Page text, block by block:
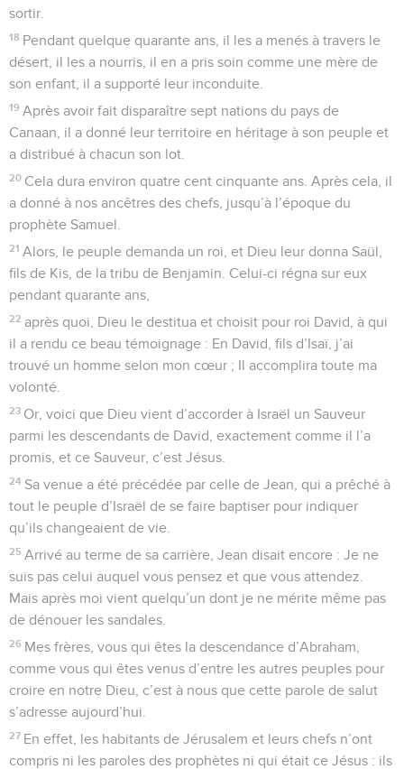
sortir.
18 Pendant quelque quarante ans, il les a menés à travers le
désert, il les a nourris, il en a pris soin comme une mère de
son enfant, il a supporté leur inconduite.
19 Après avoir fait disparaître sept nations du pays de
Canaan, il a donné leur territoire en héritage à son peuple et
a distribué à chacun son lot.
20 Cela dura environ quatre cent cinquante ans. Après cela, il
a donné à nos ancêtres des chefs, jusqu’à l’époque du
prophète Samuel.
21 Alors, le peuple demanda un roi, et Dieu leur donna Saül,
fils de Kis, de la tribu de Benjamin. Celui-ci régna sur eux
pendant quarante ans,
22 après quoi, Dieu le destitua et choisit pour roi David, à qui
il a rendu ce beau témoignage : En David, fils d’Isaï, j’ai
trouvé un homme selon mon cœur ; Il accomplira toute ma
volonté.
23 Or, voici que Dieu vient d’accorder à Israël un Sauveur
parmi les descendants de David, exactement comme il l’a
promis, et ce Sauveur, c’est Jésus.
24 Sa venue a été précédée par celle de Jean, qui a prêché à
tout le peuple d’Israël de se faire baptiser pour indiquer
qu’ils changeaient de vie.
25 Arrivé au terme de sa carrière, Jean disait encore : Je ne
suis pas celui auquel vous pensez et que vous attendez.
Mais après moi vient quelqu’un dont je ne mérite même pas
de dénouer les sandales.
26 Mes frères, vous qui êtes la descendance d’Abraham,
comme vous qui êtes venus d’entre les autres peuples pour
croire en notre Dieu, c’est à nous que cette parole de salut
s’adresse aujourd’hui.
27 En effet, les habitants de Jérusalem et leurs chefs n’ont
compris ni les paroles des prophètes ni qui était ce Jésus : ils